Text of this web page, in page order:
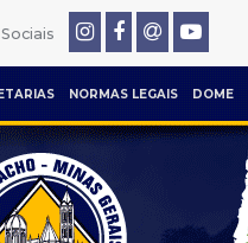
NORMAS LEGAIS DOME